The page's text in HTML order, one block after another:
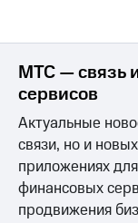
ПАО
"МТС"
Собрания
Личный
МТС — связь
сервисов
Актуальные
связи, но и
приложениях
финансовых
продвижения